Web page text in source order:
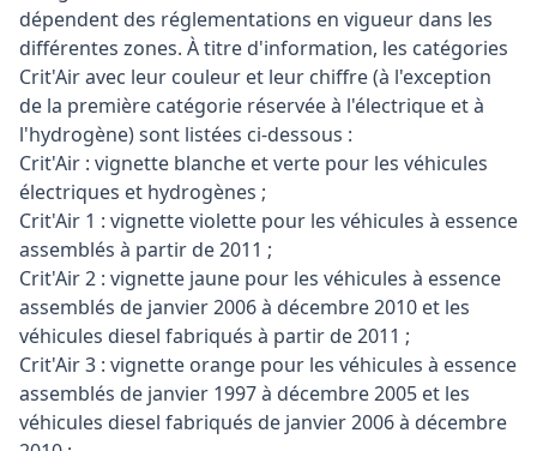
dépendent des réglementations en vigueur dans les
différentes zones. À titre d'information, les catégories
Crit'Air avec leur couleur et leur chiffre (à l'exception
de la première catégorie réservée à l'électrique et à
l'hydrogène) sont listées ci-dessous :
Crit'Air : vignette blanche et verte pour les véhicules
électriques et hydrogènes ;
Crit'Air 1 : vignette violette pour les véhicules à essence
assemblés à partir de 2011 ;
Crit'Air 2 : vignette jaune pour les véhicules à essence
assemblés de janvier 2006 à décembre 2010 et les
véhicules diesel fabriqués à partir de 2011 ;
Crit'Air 3 : vignette orange pour les véhicules à essence
assemblés de janvier 1997 à décembre 2005 et les
véhicules diesel fabriqués de janvier 2006 à décembre